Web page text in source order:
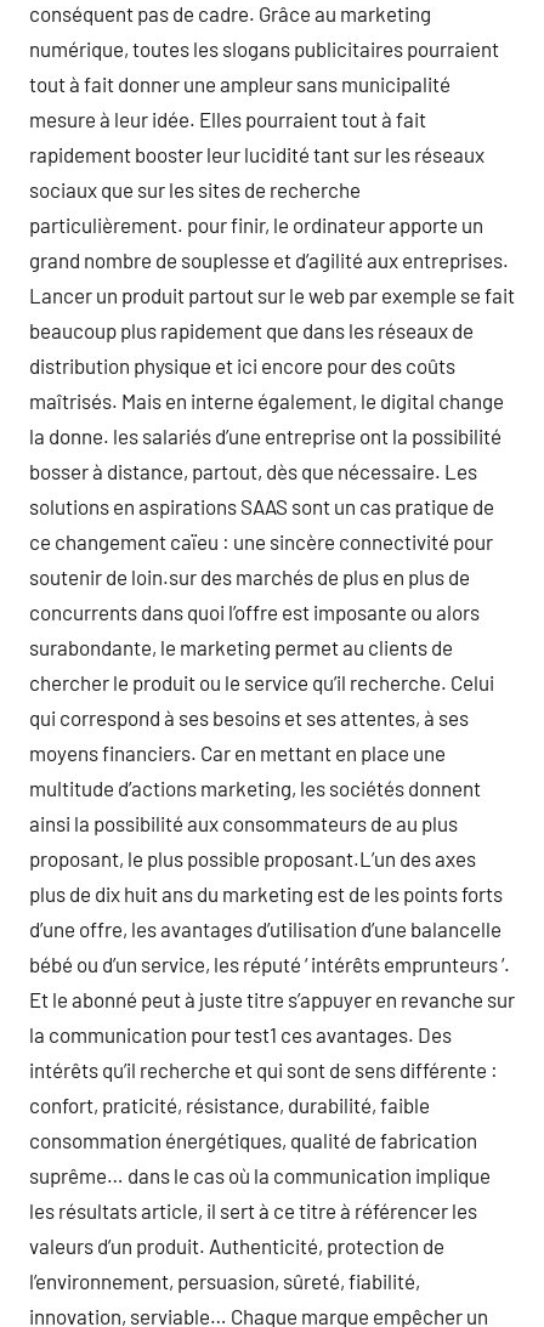
conséquent pas de cadre. Grâce au marketing
numérique, toutes les slogans publicitaires pourraient
tout à fait donner une ampleur sans municipalité
mesure à leur idée. Elles pourraient tout à fait
rapidement booster leur lucidité tant sur les réseaux
sociaux que sur les sites de recherche
particulièrement. pour finir, le ordinateur apporte un
grand nombre de souplesse et d’agilité aux entreprises.
Lancer un produit partout sur le web par exemple se fait
beaucoup plus rapidement que dans les réseaux de
distribution physique et ici encore pour des coûts
maîtrisés. Mais en interne également, le digital change
la donne. les salariés d’une entreprise ont la possibilité
bosser à distance, partout, dès que nécessaire. Les
solutions en aspirations SAAS sont un cas pratique de
ce changement caïeu : une sincère connectivité pour
soutenir de loin.sur des marchés de plus en plus de
concurrents dans quoi l’offre est imposante ou alors
surabondante, le marketing permet au clients de
chercher le produit ou le service qu’il recherche. Celui
qui correspond à ses besoins et ses attentes, à ses
moyens financiers. Car en mettant en place une
multitude d’actions marketing, les sociétés donnent
ainsi la possibilité aux consommateurs de au plus
proposant, le plus possible proposant.L’un des axes
plus de dix huit ans du marketing est de les points forts
d’une offre, les avantages d’utilisation d’une balancelle
bébé ou d’un service, les réputé ‘ intérêts emprunteurs ‘.
Et le abonné peut à juste titre s’appuyer en revanche sur
la communication pour test1 ces avantages. Des
intérêts qu’il recherche et qui sont de sens différente :
confort, praticité, résistance, durabilité, faible
consommation énergétiques, qualité de fabrication
suprême… dans le cas où la communication implique
les résultats article, il sert à ce titre à référencer les
valeurs d’un produit. Authenticité, protection de
l’environnement, persuasion, sûreté, fiabilité,
innovation, serviable… Chaque marque empêcher un